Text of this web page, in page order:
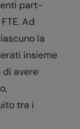
part-
Ad
la
insieme
di avere
tra i